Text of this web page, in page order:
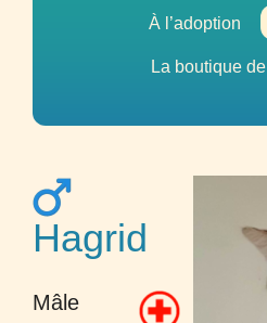
À l’adoption
La boutique de
Hagrid
Mâle